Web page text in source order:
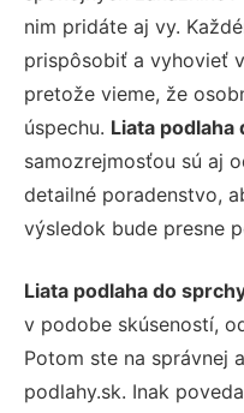
nim pridáte aj vy.
prispôsobiť a vyhovieť
pretože vieme, že
úspechu. Liata podlaha
samozrejmosťou sú aj
detailné poradenstvo,
výsledok bude presne
Liata podlaha do
v podobe skúseností,
Potom ste na správnej
podlahy.sk. Inak